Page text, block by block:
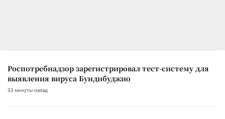
Роспотребнадзор зарегистрировал тест-систему для
выявления вируса Бундибуджио
33 минуты назад